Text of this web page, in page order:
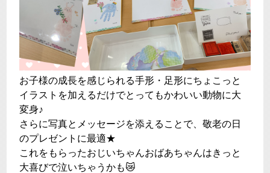
お子様の成長を感じられる手形・足形にちょこっと
イラストを加えるだけでとってもかわいい動物に大
変身♪
さらに写真とメッセージを添えることで、敬老の日
のプレゼントに最適★
これをもらったおじいちゃんおばあちゃんはきっと
大喜びで泣いちゃうかも😿